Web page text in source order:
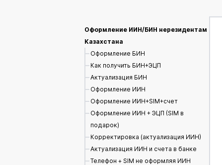
Оформление ИИН/БИН нерезидентам
Казахстана
Оформление БИН
Как получить БИН+ЭЦП
Актуализация БИН
Оформление ИИН
Оформление ИИН+SIM+счет
Оформление ИИН + ЭЦП (SIM в
подарок)
Корректировка (актуализация ИИН)
Актуализация ИИН и счета в банке
Телефон + SIM не оформляя ИИН